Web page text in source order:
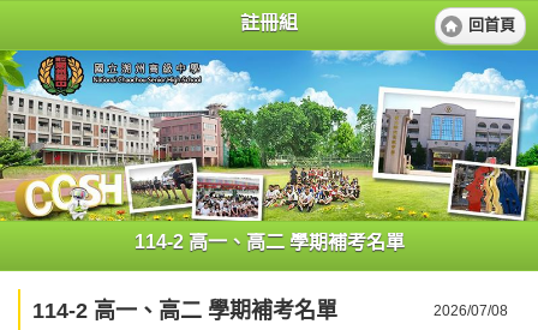
註冊組 回首頁
114-2 高一、高二 學期補考名單
114-2 高一、高二 學期補考名單 2026/07/08